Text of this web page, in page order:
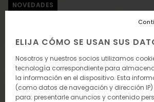
NOVEDADES
ELIJA CÓMO SE USAN SUS
Nosotros y nuestros socios utilizamos
tecnología correspondiente para
la información en el dispositivo. Esta
(como datos de navegación y dirección
para: presentarle anuncios y contenido